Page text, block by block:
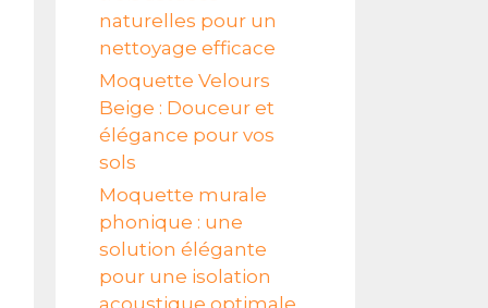
naturelles pour un
nettoyage efficace
Moquette Velours
Beige : Douceur et
élégance pour vos
sols
Moquette murale
phonique : une
solution élégante
pour une isolation
acoustique optimale